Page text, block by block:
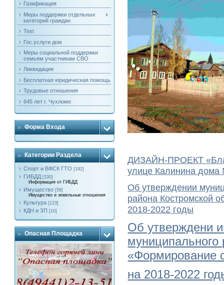
Газификация
Меры поддержки отдельных
категорий граждан
Test
Гос.услуги дом
Меры социальной поддержки
семьям участникам СВО
Ликвидация
Бесплатная юридическая помощь
Трудовые отношения
645 лет г. Чухломе
Форма Входа
Категории Раздела
Спорт и ВФСК ГТО [192]
ГИБДД [330]
Информация от ГИБДД
Имущество [58]
Имущество и земельные отношения
Культура [123]
КДН и ЗП [10]
Опасная Площадка
ДИЗАЙН-ПРОЕКТ
улице Калинина
Об утверждении
района Костромской
2018-2022 годы
Об утверждени
муниципального
«Формирование
на 2018-2022